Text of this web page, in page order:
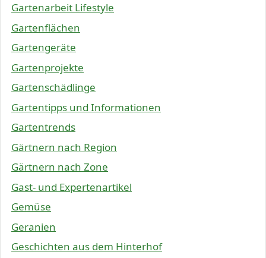
Gartenarbeit Lifestyle
Gartenflächen
Gartengeräte
Gartenprojekte
Gartenschädlinge
Gartentipps und Informationen
Gartentrends
Gärtnern nach Region
Gärtnern nach Zone
Gast- und Expertenartikel
Gemüse
Geranien
Geschichten aus dem Hinterhof